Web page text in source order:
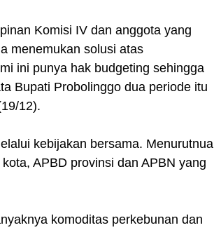
Komisi IV dan anggota yang
menemukan solusi atas
ini punya hak budgeting sehingga
Bupati Probolinggo dua periode itu
12).
kebijakan bersama. Menurutnua
APBD provinsi dan APBN yang
komoditas perkebunan dan